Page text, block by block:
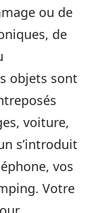
ou de
de
objets sont
voiture,
s’introduit
vos
Votre